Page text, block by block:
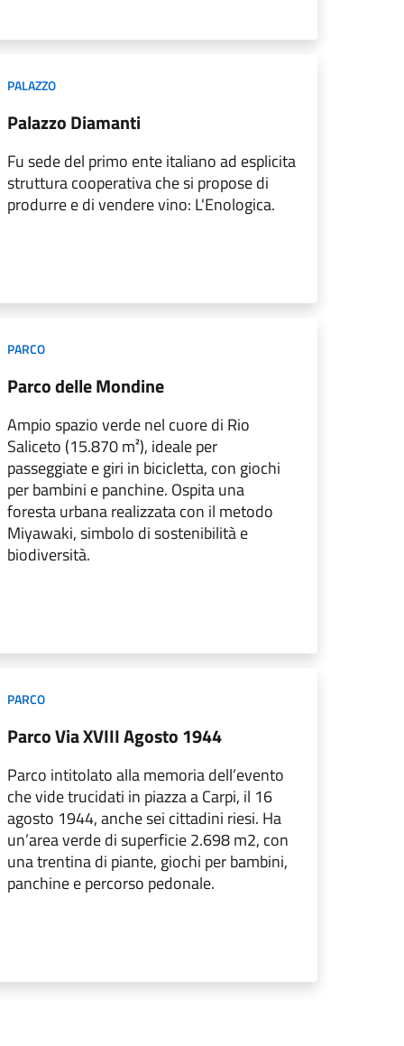
PALAZZO
Palazzo Diamanti
Fu sede del primo ente italiano ad esplicita
struttura cooperativa che si propose di
produrre e di vendere vino: L'Enologica.
PARCO
Parco delle Mondine
Ampio spazio verde nel cuore di Rio
Saliceto (15.870 m²), ideale per
passeggiate e giri in bicicletta, con giochi
per bambini e panchine. Ospita una
foresta urbana realizzata con il metodo
Miyawaki, simbolo di sostenibilità e
biodiversità.
PARCO
Parco Via XVIII Agosto 1944
Parco intitolato alla memoria dell’evento
che vide trucidati in piazza a Carpi, il 16
agosto 1944, anche sei cittadini riesi. Ha
un’area verde di superficie 2.698 m2, con
una trentina di piante, giochi per bambini,
panchine e percorso pedonale.